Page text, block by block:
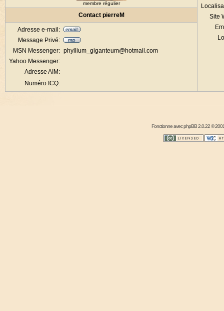
membre régulier
Site
Contact pierreM
Adresse e-mail:
Message Privé:
MSN Messenger: phyllium_giganteum@hotmail.com
Yahoo Messenger:
Adresse AIM:
Numéro ICQ:
Fonctionne avecphpBB2.0.22 ©